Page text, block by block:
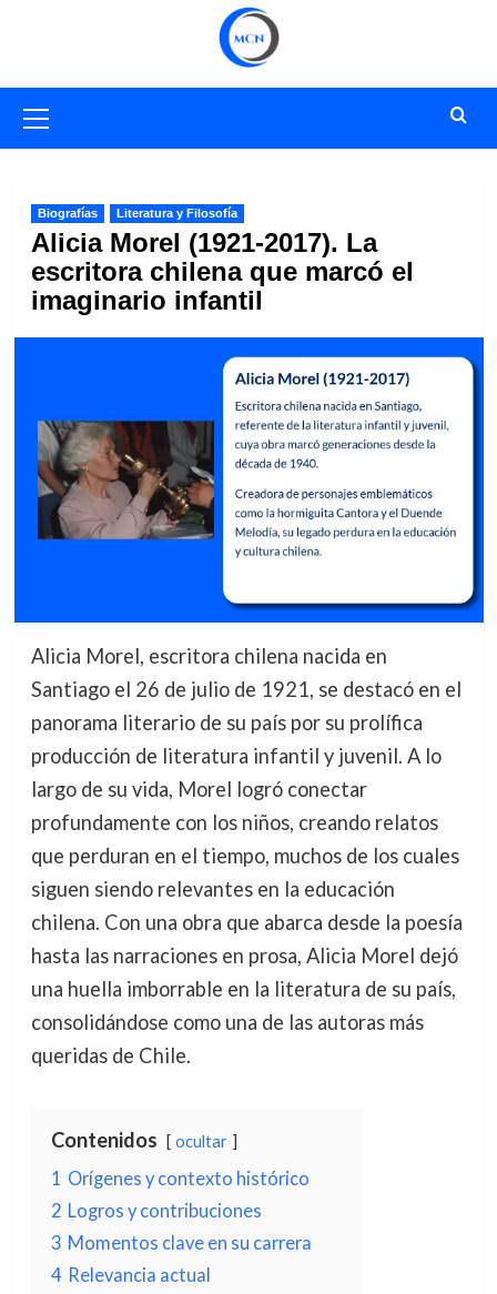
primario
Biografías Literatura y Filosofía
Alicia Morel (1921-2017). La
escritora chilena que marcó el
imaginario infantil
Alicia Morel, escritora chilena nacida en
Santiago el 26 de julio de 1921, se destacó en el
panorama literario de su país por su prolífica
producción de literatura infantil y juvenil. A lo
largo de su vida, Morel logró conectar
profundamente con los niños, creando relatos
que perduran en el tiempo, muchos de los cuales
siguen siendo relevantes en la educación
chilena. Con una obra que abarca desde la poesía
hasta las narraciones en prosa, Alicia Morel dejó
una huella imborrable en la literatura de su país,
consolidándose como una de las autoras más
queridas de Chile.
Contenidos ocultar
1 Orígenes y contexto histórico
2 Logros y contribuciones
3 Momentos clave en su carrera
4 Relevancia actual